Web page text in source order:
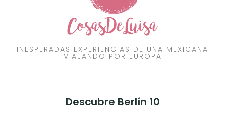
INESPERADAS EXPERIENCIAS DE UNA MEXICANA
VIAJANDO POR EUROPA
Descubre Berlín 10